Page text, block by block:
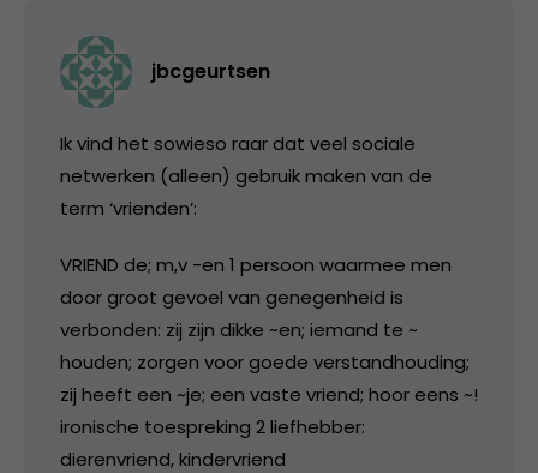
jbcgeurtsen
Ik vind het sowieso raar dat veel sociale
netwerken (alleen) gebruik maken van de
term ‘vrienden’:
VRIEND de; m,v -en 1 persoon waarmee men
door groot gevoel van genegenheid is
verbonden: zij zijn dikke ~en; iemand te ~
houden; zorgen voor goede verstandhouding;
zij heeft een ~je; een vaste vriend; hoor eens ~!
ironische toespreking 2 liefhebber:
dierenvriend, kindervriend